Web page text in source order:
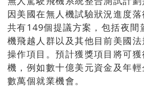
因美國在無人機試驗狀況進度
共有149個提議方案，包括夜間
機飛越人群以及其他目前美國
操作項目。預計獲獎項目將可
機，例如數十億美元資金及年
數萬個就業機會。